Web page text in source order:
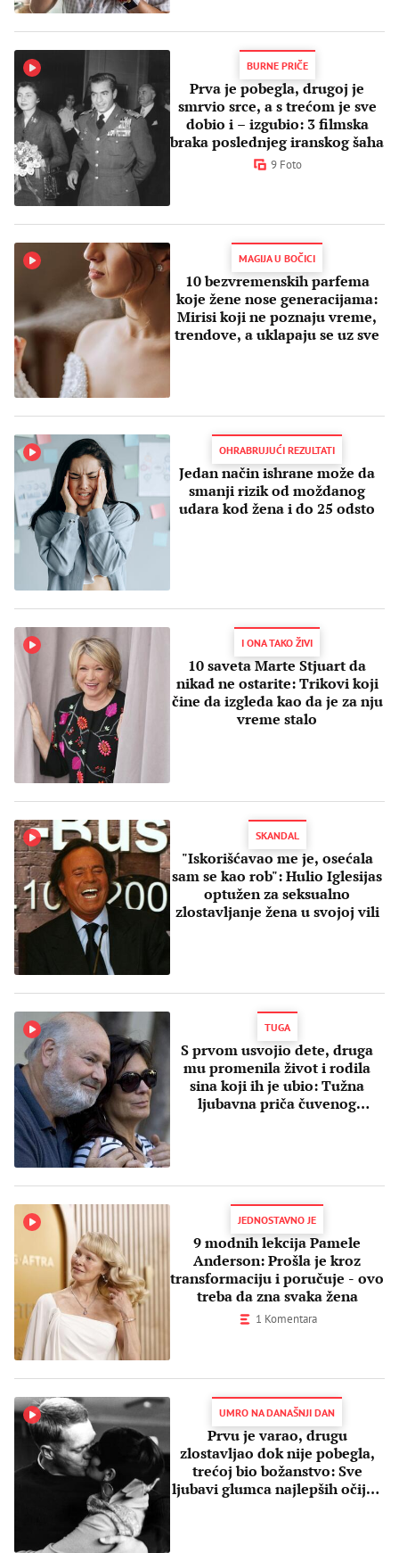
BURNE PRIČE
Prva je pobegla, drugoj je
smrvio srce, a s trećom je sve
dobio i – izgubio: 3 filmska
braka poslednjeg iranskog šaha
9 Foto
MAGIJA U BOČICI
10 bezvremenskih parfema
koje žene nose generacijama:
Mirisi koji ne poznaju vreme,
trendove, a uklapaju se uz sve
OHRABRUJUĆI REZULTATI
Jedan način ishrane može da
smanji rizik od moždanog
udara kod žena i do 25 odsto
I ONA TAKO ŽIVI
10 saveta Marte Stjuart da
nikad ne ostarite: Trikovi koji
čine da izgleda kao da je za nju
vreme stalo
SKANDAL
"Iskorišćavao me je, osećala
sam se kao rob": Hulio Iglesijas
optužen za seksualno
zlostavljanje žena u svojoj vili
TUGA
S prvom usvojio dete, druga
mu promenila život i rodila
sina koji ih je ubio: Tužna
ljubavna priča čuvenog
JEDNOSTAVNO JE
9 modnih lekcija Pamele
Anderson: Prošla je kroz
transformaciju i poručuje - ovo
treba da zna svaka žena
1 Komentara
UMRO NA DANAŠNJI DAN
Prvu je varao, drugu
zlostavljao dok nije pobegla,
trećoj bio božanstvo: Sve
ljubavi glumca najlepših očiju i